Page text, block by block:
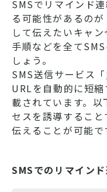
SMSでリマインド
る可能性があるの
して伝えたいキャ
手順などを全て
しょう。
SMS送信サービス「
URLを自動的に短
載されています。
セスを誘導するこ
伝えることが可能で
SMSでのリマインド